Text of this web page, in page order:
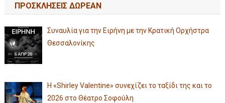
ΠΡΟΣΚΛΗΣΕΙΣ ΔΩΡΕΑΝ
Συναυλία για την Ειρήνη με την Κρατική Ορχήστρα
Θεσσαλονίκης
Η «Shirley Valentine» συνεχίζει το ταξίδι της και το
2026 στο Θέατρο Σοφούλη